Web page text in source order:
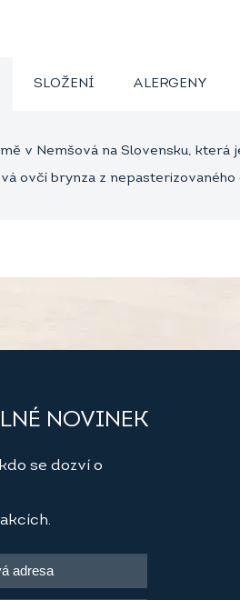
SLOŽENÍ ALERGENY
v Nemšová na Slovensku, která
ovčí brynza z
NOVINEK
se dozví o